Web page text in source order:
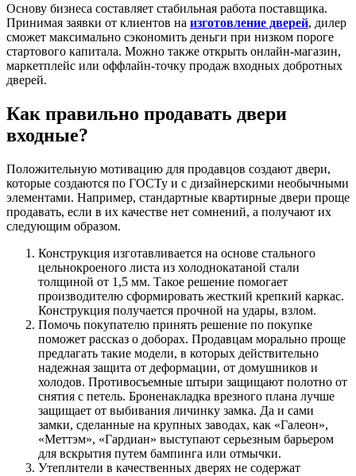
Основу бизнеса составляет стабильная работа поставщика.
Принимая заявки от клиентов на изготовление дверей, дилер
сможет максимально сэкономить деньги при низком пороге
стартового капитала. Можно также открыть онлайн-магазин,
маркетплейс или оффлайн-точку продаж входных добротных
дверей.
Как правильно продавать двери
входные?
Положительную мотивацию для продавцов создают двери,
которые создаются по ГОСТу и с дизайнерскими необычными
элементами. Например, стандартные квартирные двери проще
продавать, если в их качестве нет сомнений, а получают их
следующим образом.
Конструкция изготавливается на основе стального
цельнокроеного листа из холоднокатаной стали
толщиной от 1,5 мм. Такое решение помогает
производителю сформировать жесткий крепкий каркас.
Конструкция получается прочной на удары, взлом.
Помочь покупателю принять решение по покупке
поможет рассказ о доборах. Продавцам морально проще
предлагать такие модели, в которых действительно
надежная защита от деформации, от домушников и
холодов. Противосъемные штыри защищают полотно от
снятия с петель. Броненакладка врезного плана лучше
защищает от выбивания личинку замка. Да и сами
замки, сделанные на крупных заводах, как «Галеон»,
«Меттэм», «Гардиан» выступают серьезным барьером
для вскрытия путем бампинга или отмычки.
Утеплители в качественных дверях не содержат